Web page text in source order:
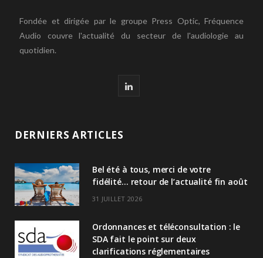
Fondée et dirigée par le groupe Press Optic, Fréquence
Audio couvre l'actualité du secteur de l'audiologie au
quotidien.
L
e
n
DERNIERS ARTICLES
Bel été à tous, merci de votre
fidélité… retour de l’actualité fin août
31 JUILLET 2026
Ordonnances et téléconsultation : le
SDA fait le point sur deux
clarifications réglementaires